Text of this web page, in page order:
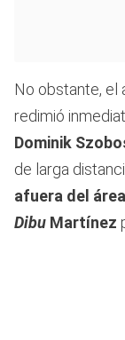
No obstante, el
redimió
Dominik
de larga
afuera del
Dibu Martínez